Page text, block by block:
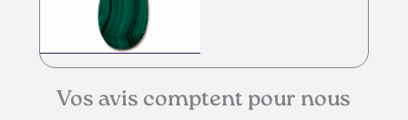
Vos avis comptent pour nous